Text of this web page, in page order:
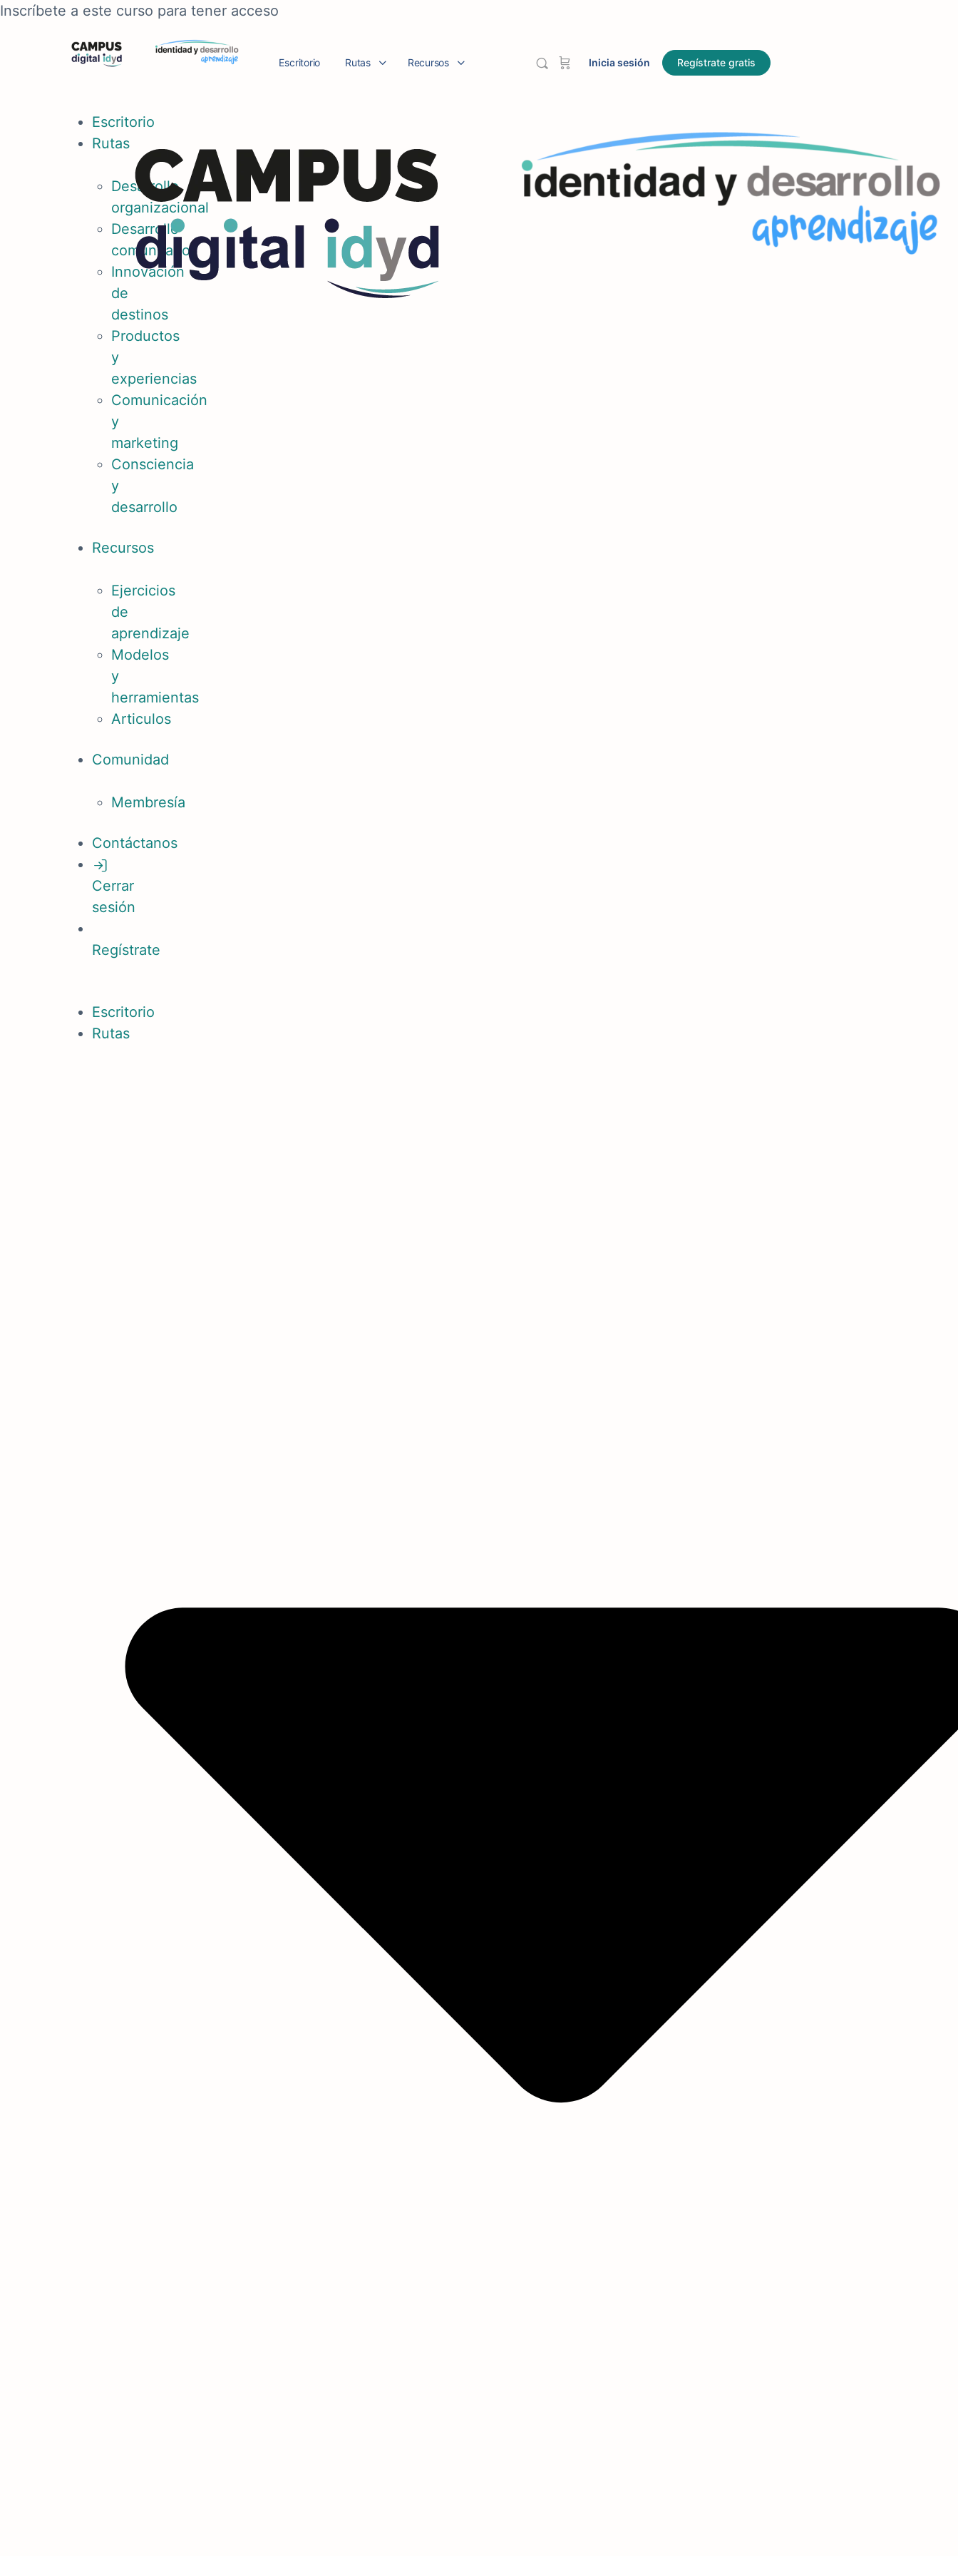
Inscríbete a este curso para tener acceso
Escritorio Rutas Recursos Inicia sesión Regístrate gratis
Escritorio
Rutas
Desarrollo
organizacional
Desarrollo
comunitario
Innovación
de
destinos
Productos
y
experiencias
Comunicación
y
marketing
Consciencia
y
desarrollo
Recursos
Ejercicios
de
aprendizaje
Modelos
y
herramientas
Articulos
Comunidad
Membresía
Contáctanos
Cerrar
sesión
Regístrate
Escritorio
Rutas